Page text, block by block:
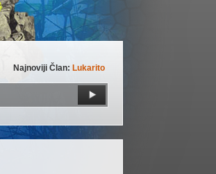
Najnoviji Član: Lukarito